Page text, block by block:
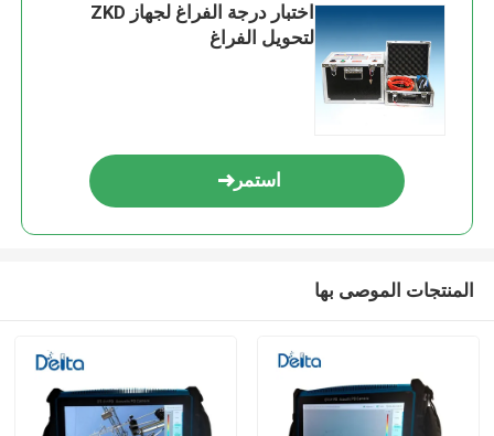
اختبار درجة الفراغ لجهاز ZKD
لتحويل الفراغ
استمر
المنتجات الموصى بها